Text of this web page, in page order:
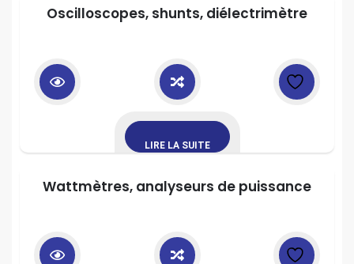
Oscilloscopes, shunts, diélectrimètre
LIRE LA SUITE
Wattmètres, analyseurs de puissance